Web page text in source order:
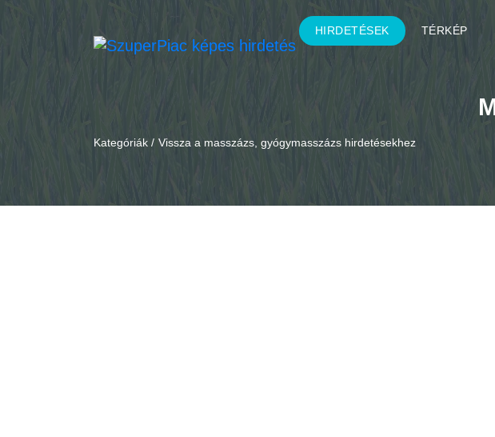
HIRDETÉSEK TÉRKÉP
Kategóriák / Vissza a masszázs, gyógymasszázs hirdetésekhez